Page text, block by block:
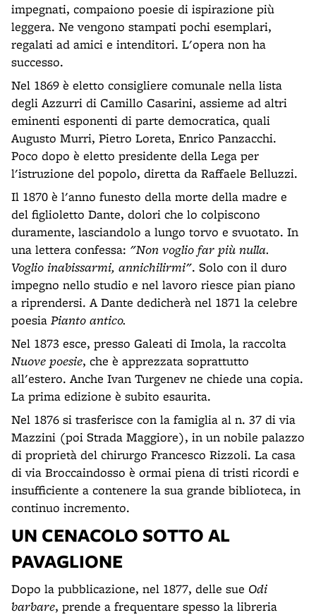
impegnati, compaiono poesie di ispirazione più
leggera. Ne vengono stampati pochi esemplari,
regalati ad amici e intenditori. L'opera non ha
successo.
Nel 1869 è eletto consigliere comunale nella lista
degli Azzurri di Camillo Casarini, assieme ad altri
eminenti esponenti di parte democratica, quali
Augusto Murri, Pietro Loreta, Enrico Panzacchi.
Poco dopo è eletto presidente della Lega per
l'istruzione del popolo, diretta da Raffaele Belluzzi.
Il 1870 è l'anno funesto della morte della madre e
del figlioletto Dante, dolori che lo colpiscono
duramente, lasciandolo a lungo torvo e svuotato. In
una lettera confessa: "Non voglio far più nulla.
Voglio inabissarmi, annichilirmi". Solo con il duro
impegno nello studio e nel lavoro riesce pian piano
a riprendersi. A Dante dedicherà nel 1871 la celebre
poesia Pianto antico.
Nel 1873 esce, presso Galeati di Imola, la raccolta
Nuove poesie, che è apprezzata soprattutto
all'estero. Anche Ivan Turgenev ne chiede una copia.
La prima edizione è subito esaurita.
Nel 1876 si trasferisce con la famiglia al n. 37 di via
Mazzini (poi Strada Maggiore), in un nobile palazzo
di proprietà del chirurgo Francesco Rizzoli. La casa
di via Broccaindosso è ormai piena di tristi ricordi e
insufficiente a contenere la sua grande biblioteca, in
continuo incremento.
UN CENACOLO SOTTO AL
PAVAGLIONE
Dopo la pubblicazione, nel 1877, delle sue Odi
barbare, prende a frequentare spesso la libreria